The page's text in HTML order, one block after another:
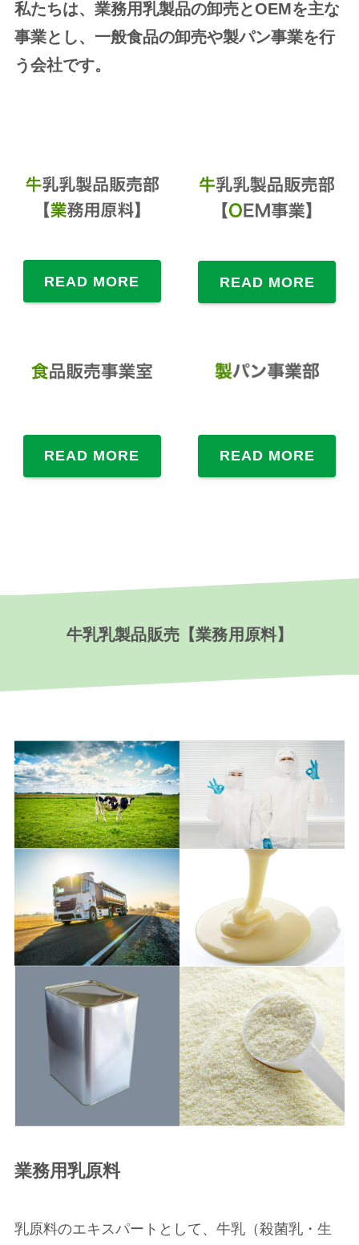
私たちは、業務用乳製品の卸売とOEMを主な
事業とし、一般食品の卸売や製パン事業を行
う会社です。
READ MORE READ MORE
READ MORE READ MORE
牛乳乳製品販売【業務用原料】
業務用乳原料
乳原料のエキスパートとして、牛乳（殺菌乳・生